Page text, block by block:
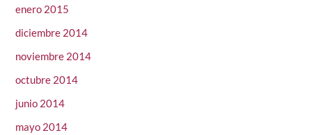
enero 2015
diciembre 2014
noviembre 2014
octubre 2014
junio 2014
mayo 2014